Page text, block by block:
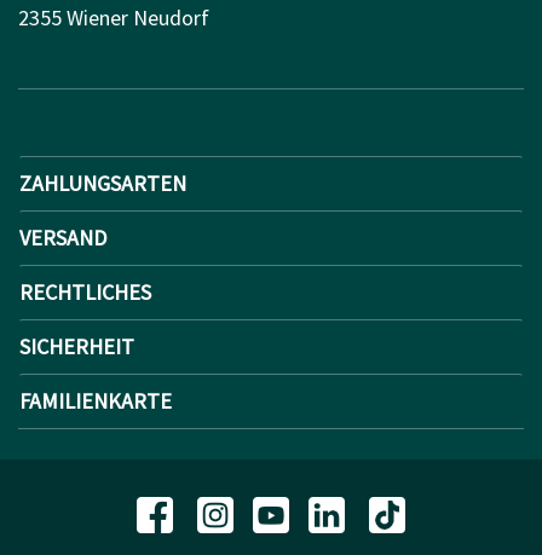
2355 Wiener Neudorf
ZAHLUNGSARTEN
VERSAND
RECHTLICHES
SICHERHEIT
FAMILIENKARTE